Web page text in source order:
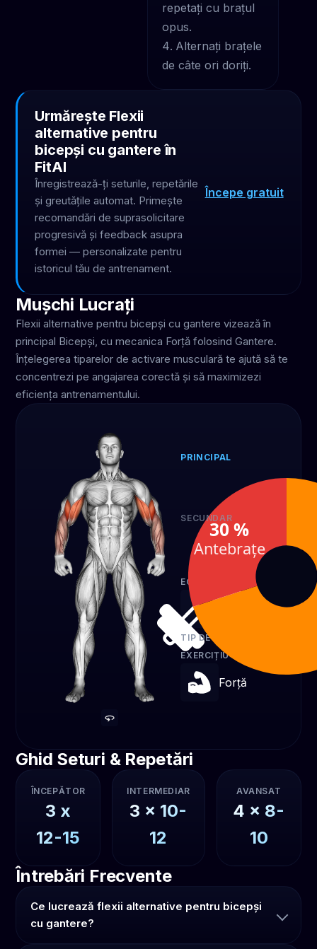
repetați cu brațul
opus.
Alternați brațele
de câte ori doriți.
Urmărește Flexii
alternative pentru
bicepși cu gantere în
FitAI
Înregistrează-ți seturile, repetările
și greutățile automat. Primește
recomandări de suprasolicitare
progresivă și feedback asupra
formei — personalizate pentru
istoricul tău de antrenament.
Începe gratuit
Mușchi Lucrați
Flexii alternative pentru bicepși cu gantere vizează în
principal Bicepși, cu mecanica Forță folosind Gantere.
Înțelegerea tiparelor de activare musculară te ajută să te
concentrezi pe angajarea corectă și să maximizezi
eficiența antrenamentului.
PRINCIPAL
70 %
SECUNDAR
Antebrațe
30 %
ECHIPAMENT
TIP DE
EXERCIȚIU
Forță
30 %
Antebrațe
Ghid Seturi & Repetări
ÎNCEPĂTOR
3 x
12-15
INTERMEDIAR
3 x 10-
12
AVANSAT
4 x 8-
10
Întrebări Frecvente
Ce lucrează flexii alternative pentru bicepși
cu gantere?